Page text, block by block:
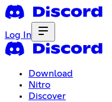
Log In
Download
Nitro
Discover